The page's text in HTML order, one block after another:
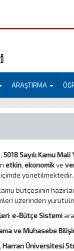
ARAŞTIRMA
5018 Sayılı Kamu
etkin, ekonomikve
yönetilmektedir.
bütçesinin
üzerinden
: e-Bütçe Sistemi
ve Muhasebe
Harran Üniversitesi